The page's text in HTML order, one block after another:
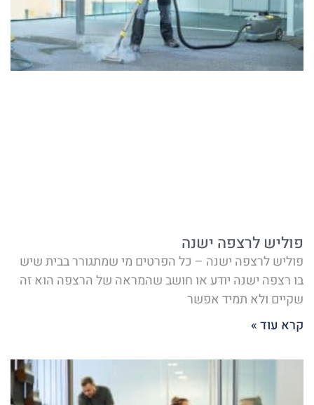
פוליש לרצפה ישנה
פוליש לרצפה ישנה – כל הפרטים מי שמתגורר בבית שיש
בו רצפה ישנה יודע או חושב שהמראה של הרצפה הוא זה
שקיים ולא תמיד אפשר
קרא עוד »